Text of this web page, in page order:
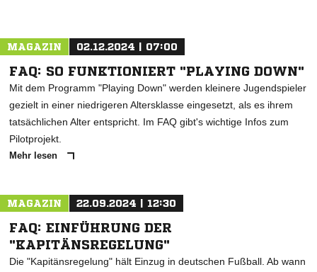
MAGAZIN 02.12.2024 | 07:00
FAQ: SO FUNKTIONIERT "PLAYING DOWN"
Mit dem Programm "Playing Down" werden kleinere Jugendspieler
gezielt in einer niedrigeren Altersklasse eingesetzt, als es ihrem
tatsächlichen Alter entspricht. Im FAQ gibt's wichtige Infos zum
Pilotprojekt.
Mehr lesen
MAGAZIN 22.09.2024 | 12:30
FAQ: EINFÜHRUNG DER
"KAPITÄNSREGELUNG"
Die "Kapitänsregelung" hält Einzug in deutschen Fußball. Ab wann